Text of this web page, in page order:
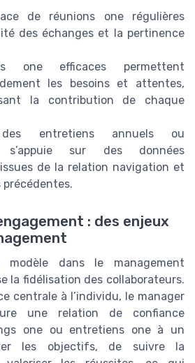
de réunions one régulières
des échanges et la pertinence
one efficaces permettent
les besoins et attentes,
la contribution de chaque
entretiens annuels ou
s’appuie sur des données
de la relation navigation et
: des enjeux
modèle dans le management
la fidélisation des collaborateurs.
centrale à l’individu, le manager
une relation de confiance
one ou entretiens one à un
les objectifs, de suivre la